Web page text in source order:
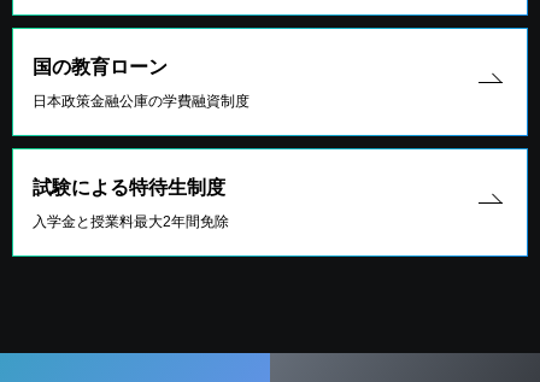
国の教育ローン
日本政策金融公庫の学費融資制度
試験による特待生制度
入学金と授業料最大2年間免除